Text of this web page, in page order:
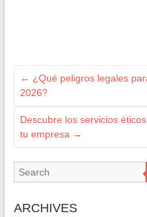
← ¿Qué peligros legales
2026?
Descubre los servicios
tu empresa →
ARCHIVES